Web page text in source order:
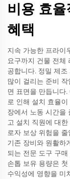
비용 효
혜택
지속 가능한 프라이
요구까지 건물 전체
공합니다. 정밀 제
많이 걸리는 준비
면 표면을 만듭니다
로 인해 설치 효율
장에서 노동 시간을
고 설치 직원에 대
로자 보상 위험을
기존 장비와 원활하
되는 전문 도구 구
손톱 보유 용량은
수익성에 영향을 미